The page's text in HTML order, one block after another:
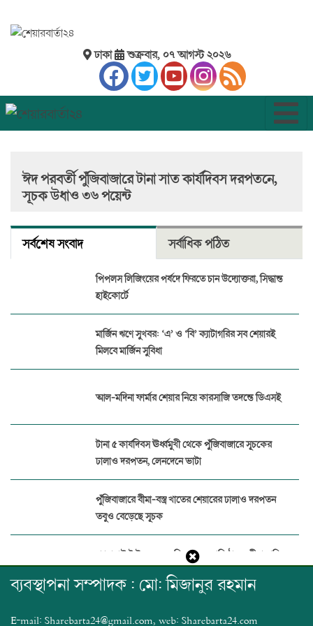
ঢাকা শুক্রবার, ০৭ আগস্ট ২০২৬
ঈদ পরবর্তী পুঁজিবাজারে টানা সাত কার্যদিবস দরপতনে,
সূচক উধাও ৩৬ পয়েন্ট
সর্বশেষ সংবাদ সর্বাধিক পঠিত
পিপলস লিজিংয়ের পর্ষদে ফিরতে চান উদ্যোক্তরা, সিদ্ধান্ত
হাইকোর্টে
মার্জিন ঋণে সুখবর: ‘এ’ ও ‘বি’ ক্যাটাগরির সব শেয়ারই
মিলবে মার্জিন সুবিধা
আল-মদিনা ফার্মার শেয়ার নিয়ে কারসাজি তদন্তে ডিএসই
টানা ৫ কার্যদিবস ঊর্ধ্বমুখী থেকে পুঁজিবাজারে সূচকের
ঢালাও দরপতন, লেনদেনে ভাটা
পুঁজিবাজারে বীমা-বস্ত্র খাতের শেয়ারের ঢালাও দরপতন
তবুও বেড়েছে সূচক
প্যারামাউন্ট ইন্স্যুরেন্সের বিরুদ্ধে ১৭ প্রতিষ্ঠানের বীমা দাবির
অর্থ আত্মসাত
ব্যবস্থাপনা সম্পাদক : মো: মিজানুর রহমান
E-mail: Sharebarta24@gmail.com, web: Sharebarta24.com